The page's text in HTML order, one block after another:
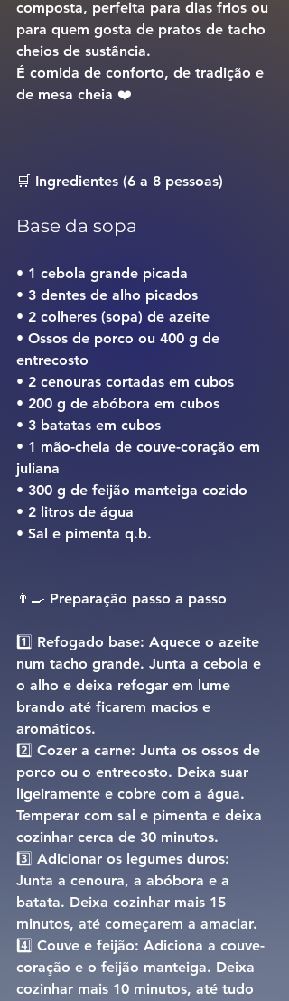
composta, perfeita para dias frios ou
para quem gosta de pratos de tacho
cheios de sustância.
É comida de conforto, de tradição e
de mesa cheia ❤️
🛒 Ingredientes (6 a 8 pessoas)
Base da sopa
• 1 cebola grande picada
• 3 dentes de alho picados
• 2 colheres (sopa) de azeite
• Ossos de porco ou 400 g de
entrecosto
• 2 cenouras cortadas em cubos
• 200 g de abóbora em cubos
• 3 batatas em cubos
• 1 mão-cheia de couve-coração em
juliana
• 300 g de feijão manteiga cozido
• 2 litros de água
• Sal e pimenta q.b.
👨‍🍳 Preparação passo a passo
1️⃣ Refogado base: Aquece o azeite
num tacho grande. Junta a cebola e
o alho e deixa refogar em lume
brando até ficarem macios e
aromáticos.
2️⃣ Cozer a carne: Junta os ossos de
porco ou o entrecosto. Deixa suar
ligeiramente e cobre com a água.
Temperar com sal e pimenta e deixa
cozinhar cerca de 30 minutos.
3️⃣ Adicionar os legumes duros:
Junta a cenoura, a abóbora e a
batata. Deixa cozinhar mais 15
minutos, até começarem a amaciar.
4️⃣ Couve e feijão: Adiciona a couve-
coração e o feijão manteiga. Deixa
cozinhar mais 10 minutos, até tudo